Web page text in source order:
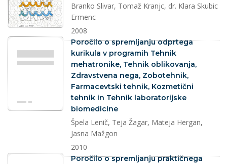
Branko Slivar, Tomaž Kranjc, dr. Klara Skubic
Ermenc
2008
dokument
Poročilo o spremljanju odprtega
kurikula v programih Tehnik
mehatronike, Tehnik oblikovanja,
Zdravstvena nega, Zobotehnik,
Farmacevtski tehnik, Kozmetični
tehnik in Tehnik laboratorijske
biomedicine
Špela Lenič, Teja Žagar, Mateja Hergan,
Jasna Mažgon
2010
dokument
Poročilo o spremljanju praktičnega